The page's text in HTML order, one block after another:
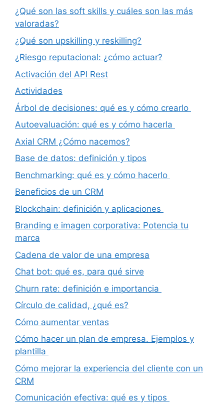
¿Qué son las soft skills y cuáles son las más
valoradas?
¿Qué son upskilling y reskilling?
¿Riesgo reputacional: ¿cómo actuar?
Activación del API Rest
Actividades
Árbol de decisiones: qué es y cómo crearlo
Autoevaluación: qué es y cómo hacerla
Axial CRM ¿Cómo nacemos?
Base de datos: definición y tipos
Benchmarking: qué es y cómo hacerlo
Beneficios de un CRM
Blockchain: definición y aplicaciones
Branding e imagen corporativa: Potencia tu
marca
Cadena de valor de una empresa
Chat bot: qué es, para qué sirve
Churn rate: definición e importancia
Círculo de calidad, ¿qué es?
Cómo aumentar ventas
Cómo hacer un plan de empresa. Ejemplos y
plantilla
Cómo mejorar la experiencia del cliente con un
CRM
Comunicación efectiva: qué es y tipos